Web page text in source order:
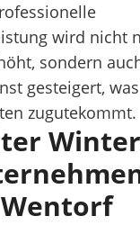
wird nicht
sondern
gesteigert,
zugutekommt.